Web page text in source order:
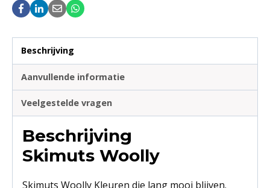
Beschrijving
Aanvullende informatie
Veelgestelde vragen
Beschrijving
Skimuts Woolly
Skimuts Woolly Kleuren die lang mooi blijven.